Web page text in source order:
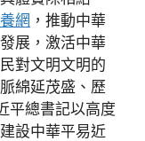
網 ，推動中華
展，激活中華
對文明文明的
綿延茂盛、歷
平總書記以高度
設中華平易近